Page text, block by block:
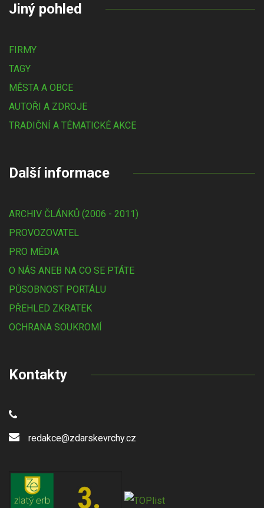
Jiný pohled
FIRMY
TAGY
MĚSTA A OBCE
AUTOŘI A ZDROJE
TRADIČNÍ A TÉMATICKÉ AKCE
Další informace
ARCHIV ČLÁNKŮ (2006 - 2011)
PROVOZOVATEL
PRO MÉDIA
O NÁS ANEB NA CO SE PTÁTE
PŮSOBNOST PORTÁLU
PŘEHLED ZKRATEK
OCHRANA SOUKROMÍ
Kontakty
redakce@zdarskevrchy.cz